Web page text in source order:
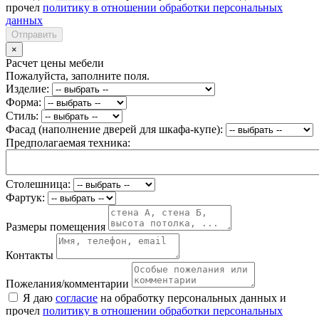
прочел политику в отношении обработки персональных
данных
Отправить
×
Расчет цены мебели
Пожалуйста, заполните поля.
Изделие:
Форма:
Стиль:
Фасад (наполнение дверей для шкафа-купе):
Предполагаемая техника:
Столешница:
Фартук:
Размеры помещения
Контакты
Пожелания/комментарии
Я даю согласие на обработку персональных данных и
прочел политику в отношении обработки персональных